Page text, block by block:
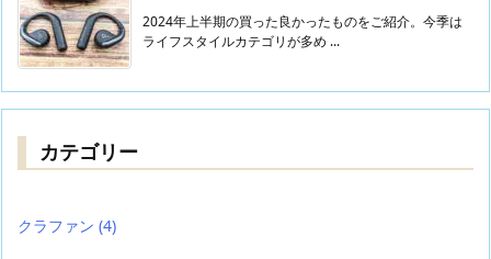
2024年上半期の買った良かったものをご紹介。今季は
ライフスタイルカテゴリが多め ...
カテゴリー
クラファン (4)